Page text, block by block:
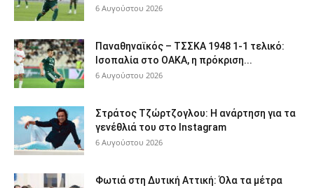
6 Αυγούστου 2026
Παναθηναϊκός – ΤΣΣΚΑ 1948 1-1 τελικό:
Ισοπαλία στο ΟΑΚΑ, η πρόκριση...
6 Αυγούστου 2026
Στράτος Τζώρτζογλου: Η ανάρτηση για τα
γενέθλιά του στο Instagram
6 Αυγούστου 2026
Φωτιά στη Δυτική Αττική: Όλα τα μέτρα